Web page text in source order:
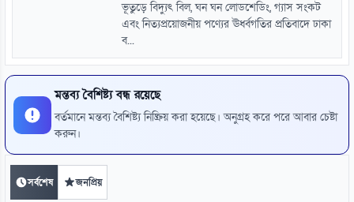
ভূতুড়ে বিদ্যুৎ বিল, ঘন ঘন লোডশেডিং, গ্যাস সংকট
এবং নিত্যপ্রয়োজনীয় পণ্যের ঊর্ধ্বগতির প্রতিবাদে ঢাকা
ব...
মন্তব্য বৈশিষ্ট্য বন্ধ রয়েছে
বর্তমানে মন্তব্য বৈশিষ্ট্য নিষ্ক্রিয় করা হয়েছে। অনুগ্রহ করে পরে আবার চেষ্টা
করুন।
সর্বশেষ জনপ্রিয়